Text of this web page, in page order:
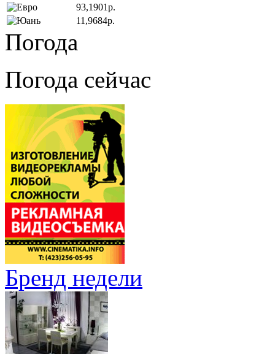
93,1901р.
11,9684р.
Погода
Погода сейчас
Бренд недели